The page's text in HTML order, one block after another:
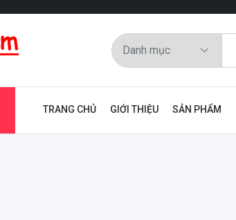
TRANG CHỦ GIỚI THIỆU SẢN PHẨM